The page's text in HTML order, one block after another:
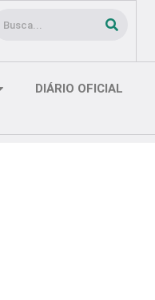
Pesquisar
DIÁRIO OFICIAL